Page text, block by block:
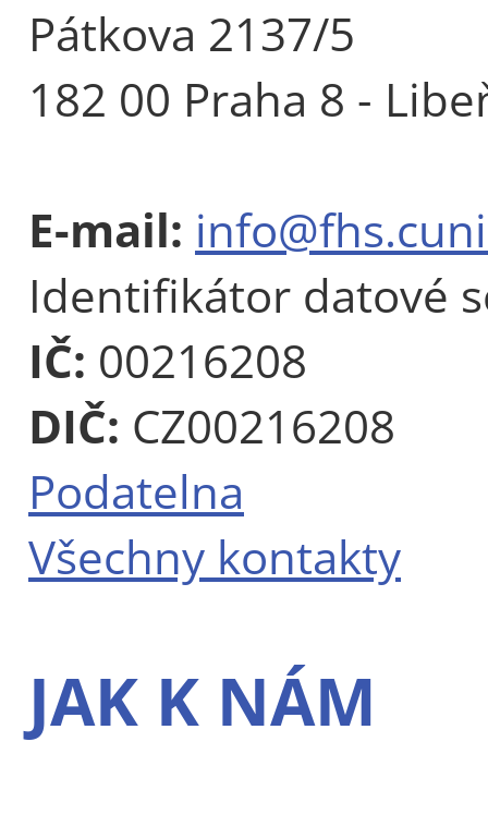
Pátkova 2137/5
182 00 Praha 8 -
E-mail:
Identifikátor datové
IČ: 00216208
DIČ: CZ00216208
Podatelna
Všechny kontakty
JAK K NÁM